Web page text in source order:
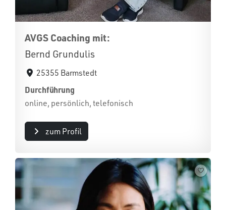
AVGS Coaching mit:
Bernd Grundulis
25355 Barmstedt
Durchführung
online, persönlich, telefonisch
zum Profil